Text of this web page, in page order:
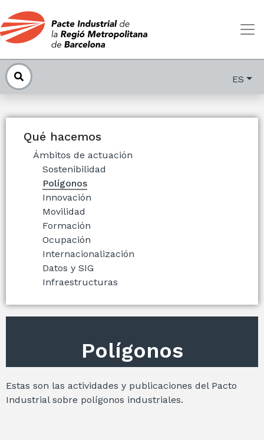
ES
Qué hacemos
Ámbitos de actuación
Sostenibilidad
Polígonos
Innovación
Movilidad
Formación
Ocupación
Internacionalización
Datos y SIG
Infraestructuras
Polígonos
Estas son las actividades y publicaciones del Pacto
Industrial sobre polígonos industriales.